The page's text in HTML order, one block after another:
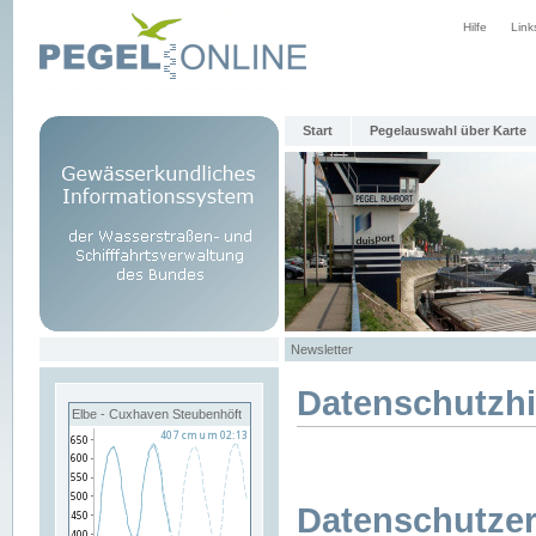
Hilfe
Start Pegelauswahl über Karte
Newsletter
Elbe - Cuxhaven Steubenhöft